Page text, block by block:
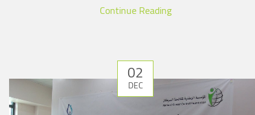
Continue Reading
02
DEC